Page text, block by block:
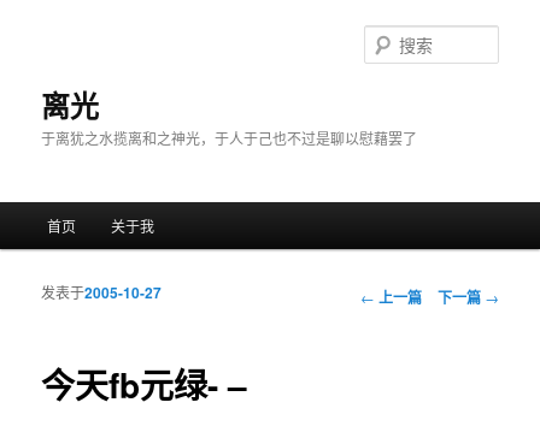
离光
于离犹之水揽离和之神光，于人于己也不过是聊以慰藉罢了
索
跳至主内容区域
跳至副内容区域
首页 关于我
文章导航
← 上一篇 下一篇 →
今天fb元绿- –
发表于2005-10-27